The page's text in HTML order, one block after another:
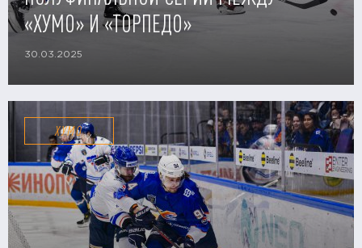
«ХУМО» И «ТОРПЕДО»
30.03.2025
ХУМО